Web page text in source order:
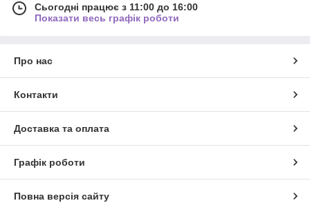
Сьогодні працює з 11:00 до 16:00
Показати весь графік роботи
Про нас
Контакти
Доставка та оплата
Графік роботи
Повна версія сайту